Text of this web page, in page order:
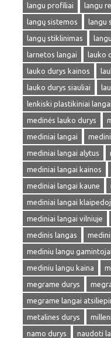
langu profiliai
langu
langų sistemos
langu
langų stiklinimas
larnetos langai
lauko
lauko durys kainos
lauko durys siauliai
lenkiski plastikiniai langai
medinės lauko durys
mediniai langai
mediniai langai alytus
mediniai langai kainos
mediniai langai kaune
mediniai langai
mediniai langai vilniuje
medinis langas
mediniu langu gamintojai
mediniu langu kaina
megrame durys
megrame langai
metalines durys
namo durys
naudoti